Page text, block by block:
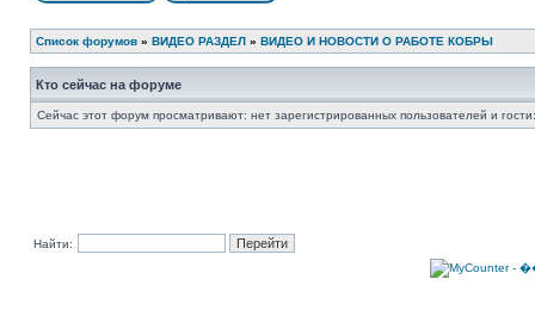
Список форумов » ВИДЕО РАЗДЕЛ » ВИДЕО И НОВОСТИ О РАБОТЕ КОБРЫ
Кто сейчас на форуме
Сейчас этот форум просматривают: нет зарегистрированных пользователей и
Найти: